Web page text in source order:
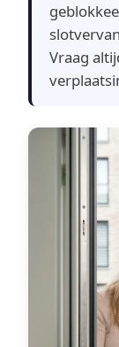
Vraag